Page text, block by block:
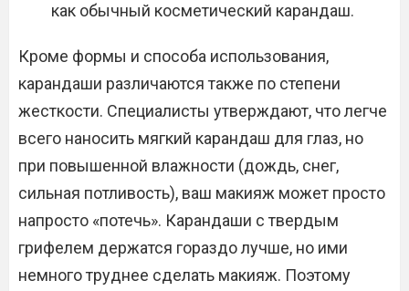
как обычный косметический карандаш.
Кроме формы и способа использования,
карандаши различаются также по степени
жесткости. Специалисты утверждают, что легче
всего наносить мягкий карандаш для глаз, но
при повышенной влажности (дождь, снег,
сильная потливость), ваш макияж может просто
напросто «потечь». Карандаши с твердым
грифелем держатся гораздо лучше, но ими
немного труднее сделать макияж. Поэтому